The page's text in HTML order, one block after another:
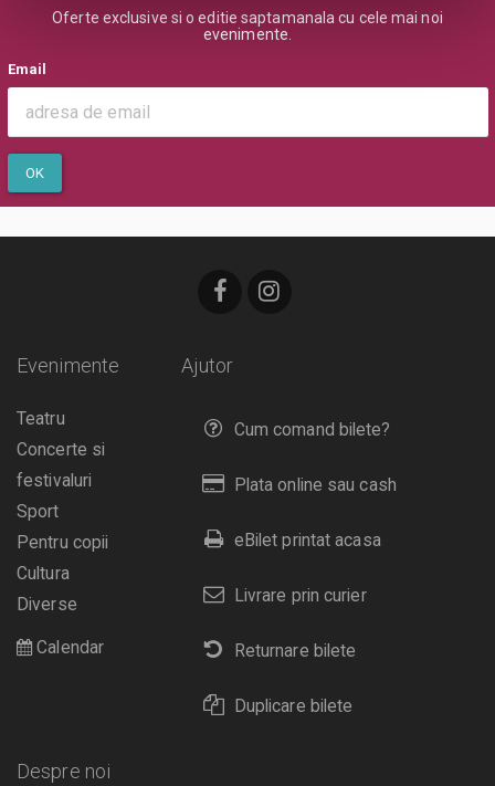
Oferte exclusive si o editie saptamanala cu cele mai noi
evenimente.
Email
OK
Ajutor
Cum comand bilete?
Plata online sau cash
eBilet printat acasa
Livrare prin curier
Returnare bilete
Duplicare bilete
Evenimente
Teatru
Concerte si
festivaluri
Sport
Pentru copii
Cultura
Diverse
Calendar
Despre noi